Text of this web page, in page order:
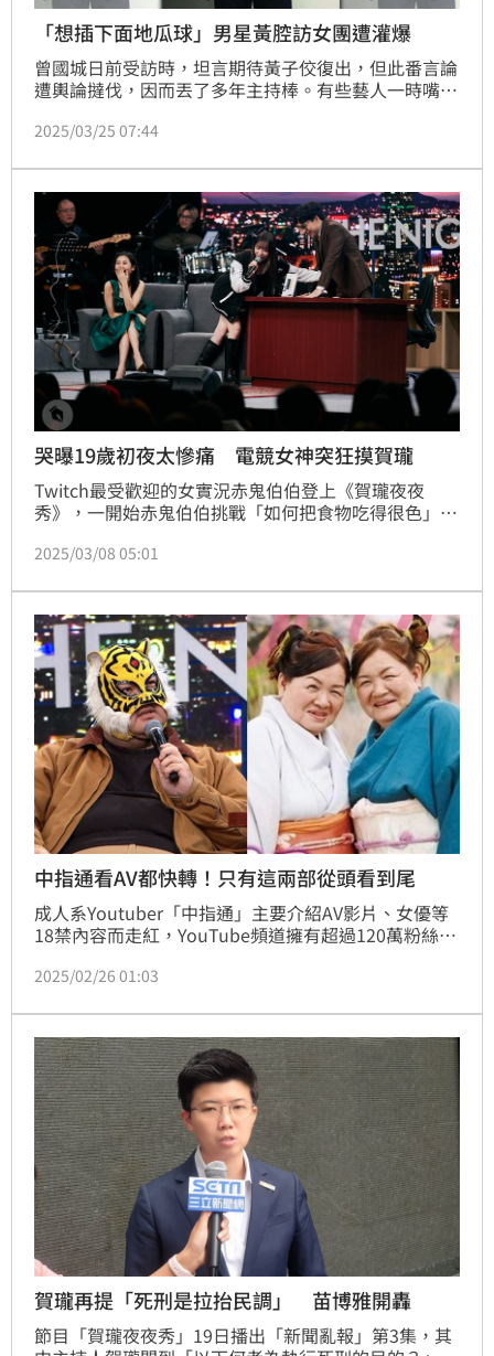
「想插下面地瓜球」男星黃腔訪女團遭灌爆
曾國城日前受訪時，坦言期待黃子佼復出，但此番言論
遭輿論撻伐，因而丟了多年主持棒。有些藝人一時嘴快
賞》預錄訪問韓女團LE SSERAFIM，因為說出「好想插
消，年節期間許多預排工作因此取消。
2025/03/25 07:44
哭曝19歲初夜太慘痛 電競女神突狂摸賀瓏
Twitch最受歡迎的女實況赤鬼伯伯登上《賀瓏夜夜
秀》，一開始赤鬼伯伯挑戰「如何把食物吃得很色」，
後她還突然深情望向賀瓏，讓賀瓏害羞到不知所措。不
滿，全場瞬間炸裂，網友狂刷：「赤鬼親Albee是本季
最香了吧 ！」Albee也在影片底下回覆：「人家還沒親
夠耶。」蔡維歆
2025/03/08 05:01
中指通看AV都快轉！只有這兩部從頭看到尾
成人系Youtuber「中指通」主要介紹AV影片、女優等
18禁內容而走紅，YouTube頻道擁有超過120萬粉絲訂
表示，自己每天要看5至10部AV，不可能全部都看完，
重陽節的氣氛，家有一老如有一寶。」
2025/02/26 01:03
賀瓏再提「死刑是拉抬民調」 苗博雅開轟
節目「賀瓏夜夜秀」19日播出「新聞亂報」第3集，其